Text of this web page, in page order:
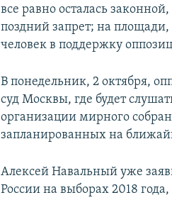
все равно осталась
поздний запрет; на площади,
человек в поддержку
В понедельник, 2 октября,
суд Москвы, где будет
организации мирного
запланированных на
Алексей Навальный уже
России на выборах 2018